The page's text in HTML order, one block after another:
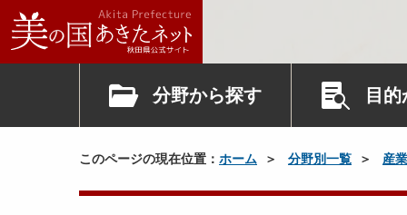
分野から探す 目
このページの現在位置： ホーム 分野別一覧 産